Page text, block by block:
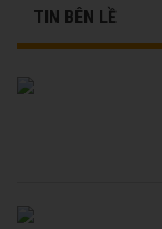
TIN BÊN LỀ